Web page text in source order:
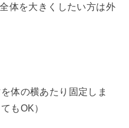
体を大きくしたい方は外
体の横あたり固定しま
もOK）